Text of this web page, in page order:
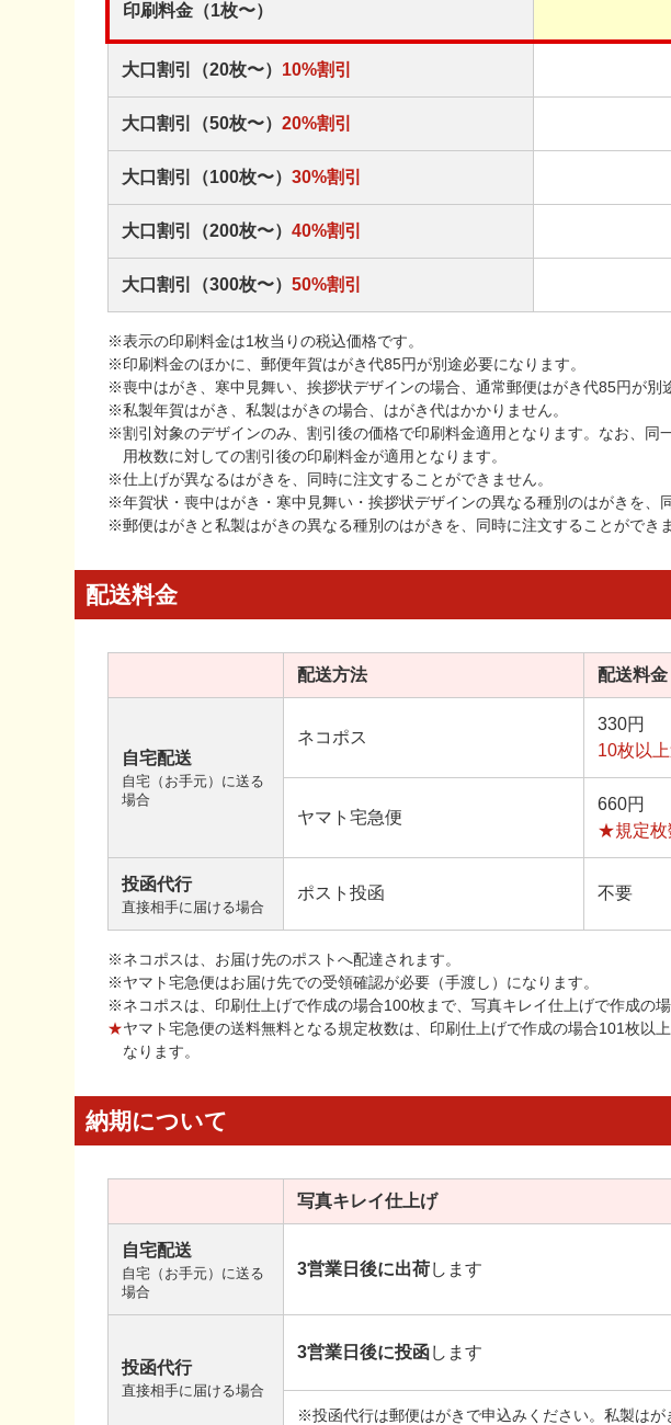
印刷料金（1枚〜）
大口割引（20枚〜） 10%割引
大口割引（50枚〜） 20%割引
大口割引（100枚〜） 30%割引
大口割引（200枚〜） 40%割引
大口割引（300枚〜） 50%割引
※表示の印刷料金は1枚当りの税込価格です。
※印刷料金のほかに、郵便年賀はがき代85円が別途必要になります。
※喪中はがき、寒中見舞い、挨拶状デザインの場合、通常郵便はがき代85円が別
※私製年賀はがき、私製はがきの場合、はがき代はかかりません。
※割引対象のデザインのみ、割引後の価格で印刷料金適用となります。なお、同
用枚数に対しての割引後の印刷料金が適用となります。
※仕上げが異なるはがきを、同時に注文することができません。
※年賀状・喪中はがき・寒中見舞い・挨拶状デザインの異なる種別のはがきを、
※郵便はがきと私製はがきの異なる種別のはがきを、同時に注文することができま
配送料金
配送方法 配送料金
自宅配送
自宅（お手元）に送る
場合
ネコポス
330円
10枚以
ヤマト宅急便
660円
★規定枚
投函代行
直接相手に届ける場合
ポスト投函 不要
※ネコポスは、お届け先のポストへ配達されます。
※ヤマト宅急便はお届け先での受領確認が必要（手渡し）になります。
※ネコポスは、印刷仕上げで作成の場合100枚まで、写真キレイ仕上げで作成の
★ヤマト宅急便の送料無料となる規定枚数は、印刷仕上げで作成の場合101枚以
なります。
納期について
写真キレイ仕上げ
自宅配送
自宅（お手元）に送る
場合
3営業日後に出荷します
投函代行
直接相手に届ける場合
3営業日後に投函します
※投函代行は郵便はがきで申込みください。私製はが